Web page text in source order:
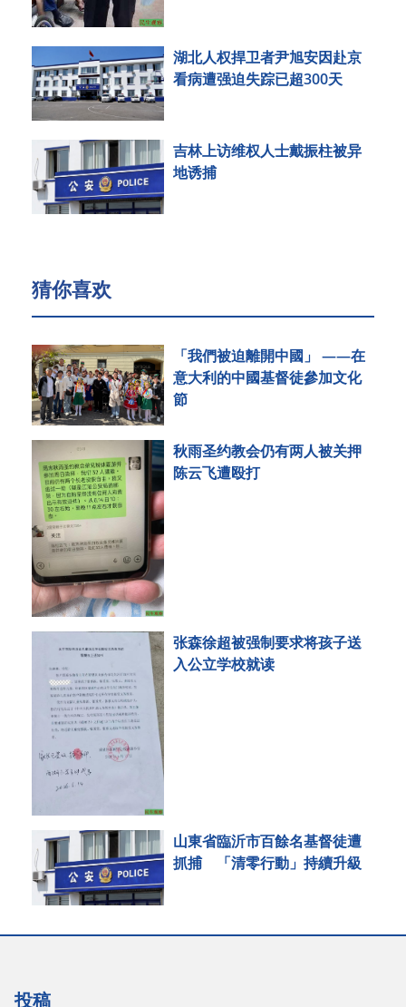
湖北人权捍卫者尹旭安因赴京
看病遭强迫失踪已超300天
吉林上访维权人士戴振柱被异
地诱捕
猜你喜欢
「我們被迫離開中國」 ——在
意大利的中國基督徒參加文化
節
秋雨圣约教会仍有两人被关押
陈云飞遭殴打
张森徐超被强制要求将孩子送
入公立学校就读
山東省臨沂市百餘名基督徒遭
抓捕 「清零行動」持續升級
投稿